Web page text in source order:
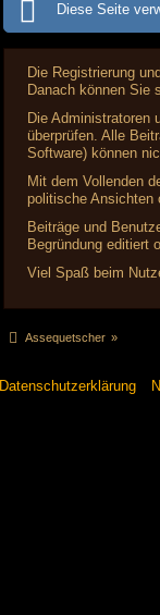
Diese Seite
Die Registrierung
Danach können Sie
Die Administratoren
überprüfen. Alle
Software) können
Mit dem Vollenden
politische Ansichten
Beiträge und
Begründung editiert
Viel Spaß beim
Assequetscher »
Datenschutzerklärung